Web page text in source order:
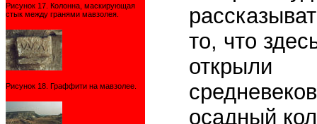
Рисунок 17. Колонна, маскирующая
стык между гранями мавзолея.
Рисунок 18. Граффити на мавзолее.
то, что
открыли
осадный